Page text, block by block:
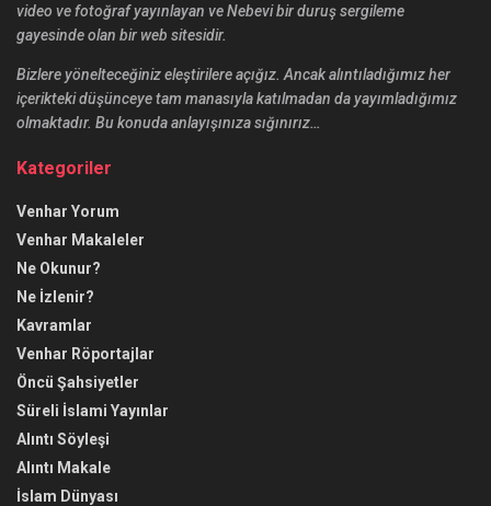
video ve fotoğraf yayınlayan ve Nebevi bir duruş sergileme
gayesinde olan bir web sitesidir.
Bizlere yönelteceğiniz eleştirilere açığız. Ancak alıntıladığımız her
içerikteki düşünceye tam manasıyla katılmadan da yayımladığımız
olmaktadır. Bu konuda anlayışınıza sığınırız…
Kategoriler
Venhar Yorum
Venhar Makaleler
Ne Okunur?
Ne İzlenir?
Kavramlar
Venhar Röportajlar
Öncü Şahsiyetler
Süreli İslami Yayınlar
Alıntı Söyleşi
Alıntı Makale
İslam Dünyası